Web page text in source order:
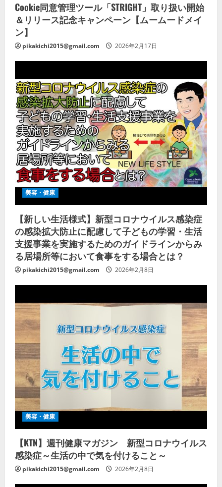
Cookie同意管理ツール「STRIGHT」取り扱い開始
＆リリース記念キャンペーン【ムームードメイ
ン】
pikakichi2015@gmail.com 2026年2月17日
美容・健康
【新しい生活様式】新型コロナウイルス感染症
の感染拡大防止に配慮して子どもの学習・生活
支援事業を実施するためのガイドラインからみ
る居場所等において食事をする場合とは？
pikakichi2015@gmail.com 2026年2月8日
美容・健康
【KTN】週刊健康マガジン 新型コロナウイルス
感染症～生活の中で気を付けること～
pikakichi2015@gmail.com 2026年2月8日